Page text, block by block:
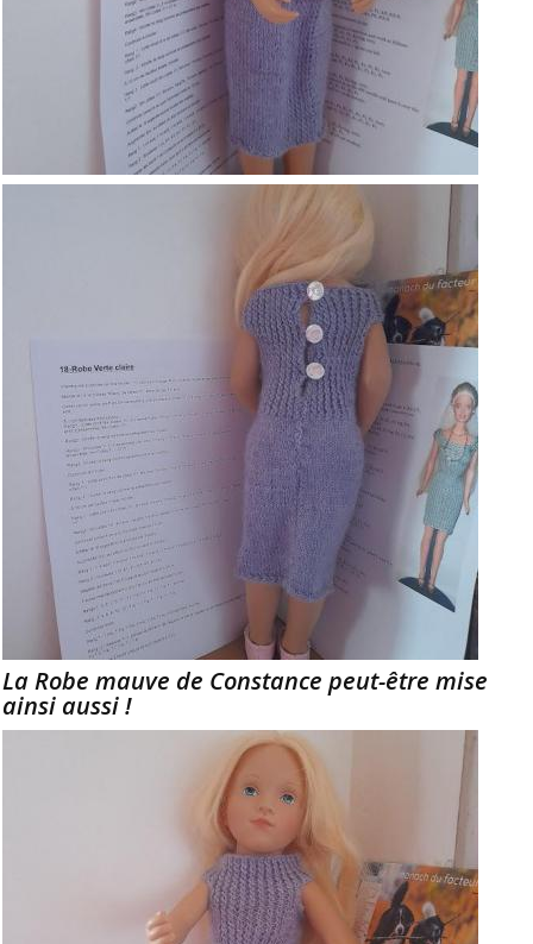
La Robe mauve de Constance peut-être mise
ainsi aussi !